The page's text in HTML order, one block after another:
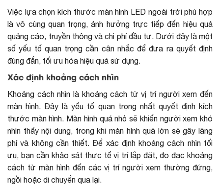
Việc lựa chọn kích thước màn hình LED ngoài trời phù hợp
là vô cùng quan trọng, ảnh hưởng trực tiếp đến hiệu quả
quảng cáo, truyền thông và chi phí đầu tư. Dưới đây là một
số yếu tố quan trọng cần cân nhắc để đưa ra quyết định
đúng đắn, tối ưu hóa hiệu quả sử dụng.
Xác định khoảng cách nhìn
Khoảng cách nhìn là khoảng cách từ vị trí người xem đến
màn hình. Đây là yếu tố quan trọng nhất quyết định kích
thước màn hình. Màn hình quá nhỏ sẽ khiến người xem khó
nhìn thấy nội dung, trong khi màn hình quá lớn sẽ gây lãng
phí và không cần thiết. Để xác định khoảng cách nhìn tối
ưu, bạn cần khảo sát thực tế vị trí lắp đặt, đo đạc khoảng
cách từ màn hình đến các vị trí người xem thường đứng,
ngồi hoặc di chuyển qua lại.